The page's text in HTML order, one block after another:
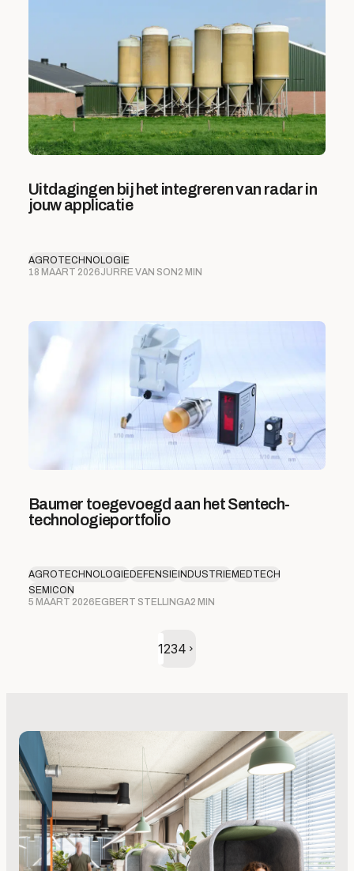
Uitdagingen bij het integreren van radar in
jouw applicatie
AGROTECHNOLOGIE
18 MAART 2026JURRE VAN SON2 MIN
Baumer toegevoegd aan het Sentech-
technologieportfolio
AGROTECHNOLOGIEDEFENSIE INDUSTRIEMEDTECH
SEMICON
5 MAART 2026 EGBERT STELLINGA2 MIN
1234 Volgende pagina